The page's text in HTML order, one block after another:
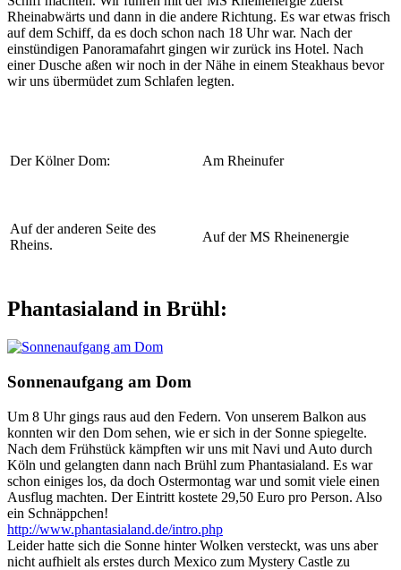
Rheinabwärts und dann in die andere Richtung. Es war etwas frisch
auf dem Schiff, da es doch schon nach 18 Uhr war. Nach der
einstündigen Panoramafahrt gingen wir zurück ins Hotel. Nach
einer Dusche aßen wir noch in der Nähe in einem Steakhaus bevor
wir uns übermüdet zum Schlafen legten.
Der Kölner Dom: Am Rheinufer
Auf der anderen Seite des
Rheins.
Auf der MS Rheinenergie
Phantasialand in Brühl:
Sonnenaufgang am Dom
Um 8 Uhr gings raus aud den Federn. Von unserem Balkon aus
konnten wir den Dom sehen, wie er sich in der Sonne spiegelte.
Nach dem Frühstück kämpften wir uns mit Navi und Auto durch
Köln und gelangten dann nach Brühl zum Phantasialand. Es war
schon einiges los, da doch Ostermontag war und somit viele einen
Ausflug machten. Der Eintritt kostete 29,50 Euro pro Person. Also
ein Schnäppchen!
http://www.phantasialand.de/intro.php
Leider hatte sich die Sonne hinter Wolken versteckt, was uns aber
nicht aufhielt als erstes durch Mexico zum Mystery Castle zu